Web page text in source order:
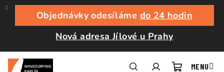
Přejít
obsah
Objednávky odesíláme do 24 hodin
Nová adresa Jílové u Prahy